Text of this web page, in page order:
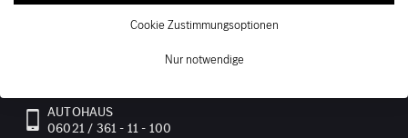
PERSÖNLICHE BERATUNG
AUTOHAUS
06021 / 361 - 11 - 100
Cookie Zustimmungsoptionen
Nur notwendige